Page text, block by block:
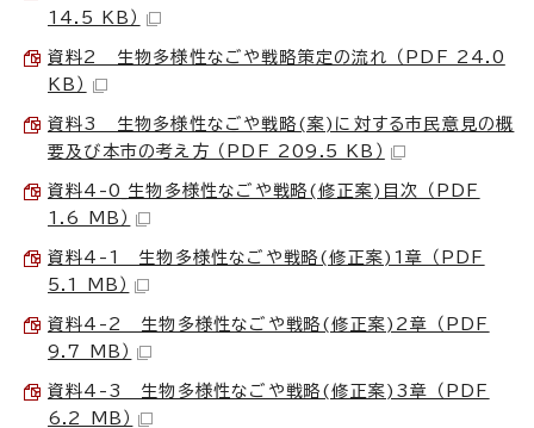
14.5 KB）
資料2 生物多様性なごや戦略策定の流れ （PDF 24.0
KB）
資料3 生物多様性なごや戦略(案)に対する市民意見の概
要及び本市の考え方 （PDF 209.5 KB）
資料4-0_生物多様性なごや戦略(修正案)目次 （PDF
1.6 MB）
資料4-1 生物多様性なごや戦略(修正案)1章 （PDF
5.1 MB）
資料4-2 生物多様性なごや戦略(修正案)2章 （PDF
9.7 MB）
資料4-3 生物多様性なごや戦略(修正案)3章 （PDF
6.2 MB）